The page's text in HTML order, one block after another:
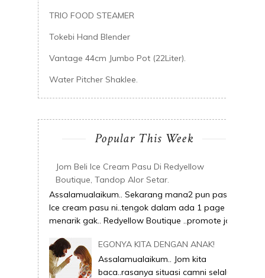
TRIO FOOD STEAMER
Tokebi Hand Blender
Vantage 44cm Jumbo Pot (22Liter).
Water Pitcher Shaklee.
Popular This Week
Jom Beli Ice Cream Pasu Di Redyellow
Boutique, Tandop Alor Setar.
Assalamualaikum.. Sekarang mana2 pun pasai
Ice cream pasu ni..tengok dalam ada 1 page ni
menarik gak.. Redyellow Boutique ..promote joi...
EGONYA KITA DENGAN ANAK!
Assalamualaikum.. Jom kita
baca..rasanya situasi camni selalu